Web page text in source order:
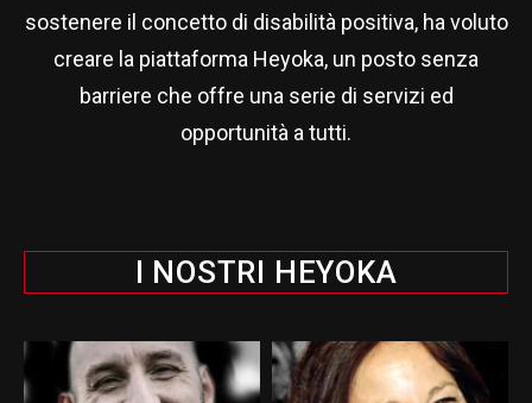
sostenere il concetto di disabilità positiva, ha voluto
creare la piattaforma Heyoka, un posto senza
barriere che offre una serie di servizi ed
opportunità a tutti.
I NOSTRI HEYOKA